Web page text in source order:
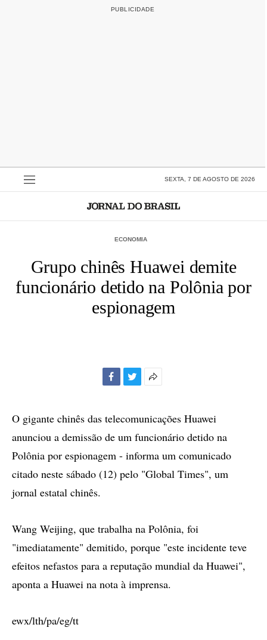
SEXTA, 7 DE AGOSTO DE 2026
ECONOMIA
Grupo chinês Huawei demite
funcionário detido na Polônia por
espionagem
compartilhamento
O gigante chinês das telecomunicações Huawei
anunciou a demissão de um funcionário detido na
Polônia por espionagem - informa um comunicado
citado neste sábado (12) pelo "Global Times", um
jornal estatal chinês.
Wang Weijing, que trabalha na Polônia, foi
"imediatamente" demitido, porque "este incidente teve
efeitos nefastos para a reputação mundial da Huawei",
aponta a Huawei na nota à imprensa.
ewx/lth/pa/eg/tt